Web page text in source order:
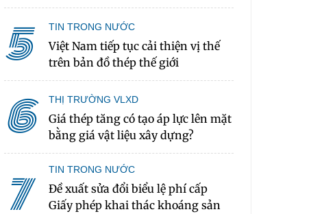
5 TIN TRONG NƯỚC
Việt Nam tiếp tục cải thiện vị thế
trên bản đồ thép thế giới
6 THỊ TRƯỜNG VLXD
Giá thép tăng có tạo áp lực lên mặt
bằng giá vật liệu xây dựng?
7 TIN TRONG NƯỚC
Đề xuất sửa đổi biểu lệ phí cấp
Giấy phép khai thác khoáng sản